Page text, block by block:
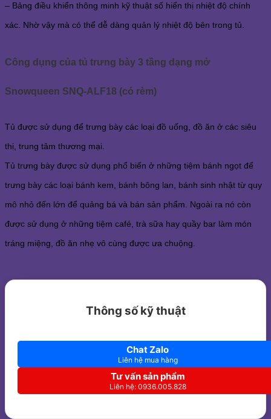
– Bảng điều khiển thông minh kỹ thuật số hiển thị nhiệt độ chính
xác. Nhờ vậy mà có thể dễ dàng quản lý nhiệt độ bên trong tủ.
Công dụng của tủ trưng bày 3 tầng dạng mở
Snowqueen SNQ-ALF18 (có rèm)
Tủ được sử dụng để trưng bày các loại đồ uống, đồ ăn ở các siêu
thị, trung tâm thương mại.
Tủ trưng bày được sử dụng phổ biến ở những tiệm bánh ngọt để
trưng bày các loại bánh kem, bánh bông lan, bánh sinh nhật từ quy
mô nhỏ đến lớn để quảng bá và bán sản phẩm. Ngoài ra nó còn
được sử dụng ở những tiệm café, trà sữa hay quầy bar làm món
tráng miệng, đồ ăn nhẹ vô cùng được ưa chuộng.
Thông số kỹ thuật
Chat Zalo
Liên hệ mua hàng
Tư vấn sản phẩm
Liên hệ: 0936.005.828